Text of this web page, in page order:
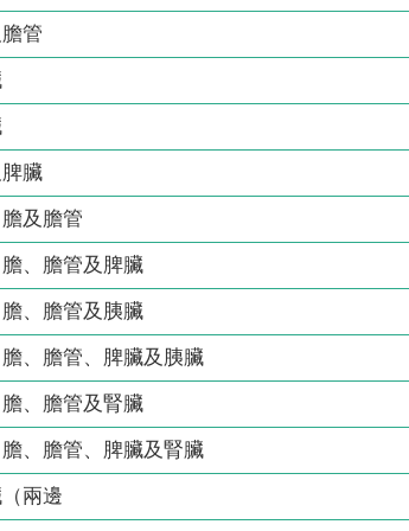
管
臟
及膽管
、膽管及脾臟
、膽管及胰臟
膽、膽管、脾臟及胰臟
、膽管及腎臟
膽、膽管、脾臟及腎臟
兩邊